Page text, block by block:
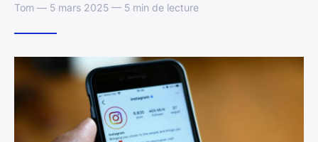
Tom — 5 mars 2025 — 5 min de lecture